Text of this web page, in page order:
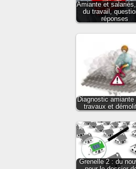
Amiante et
du travail,
réponses
Diagnostic amiante
travaux et
Grenelle 2 : du